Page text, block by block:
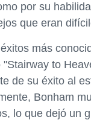
por su
que eran
más
to
de su éxito al
Bonham
lo que dejó un